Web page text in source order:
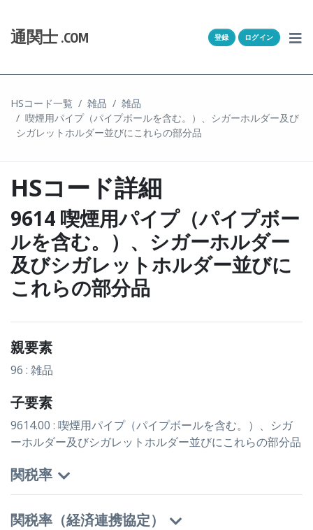
通関士 .COM 登録 ログイン
HSコード一覧 雑品
雑品
喫煙用パイプ（パイプボールを含む。）、シガーホルダー及び
シガレットホルダー並びにこれらの部分品
HSコード詳細
9614 喫煙用パイプ（パイプボー
ルを含む。）、シガーホルダー
及びシガレットホルダー並びに
これらの部分品
親要素
96 : 雑品
子要素
9614.00 : 喫煙用パイプ（パイプボールを含む。）、シガ
ーホルダー及びシガレットホルダー並びにこれらの部分品
関税率
関税率（経済連携協定）
通関Ｑ＆Ａ
HSコード
ユーザー登録
ログイン